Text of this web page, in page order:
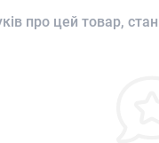
про цей товар,